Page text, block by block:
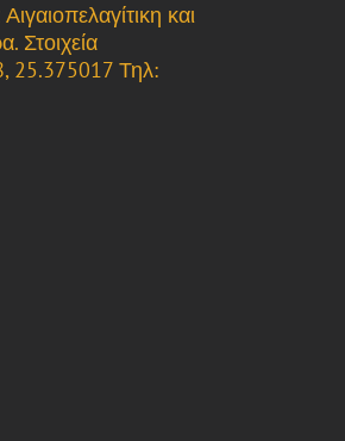
και
Στοιχεία
25.375017 Τηλ: